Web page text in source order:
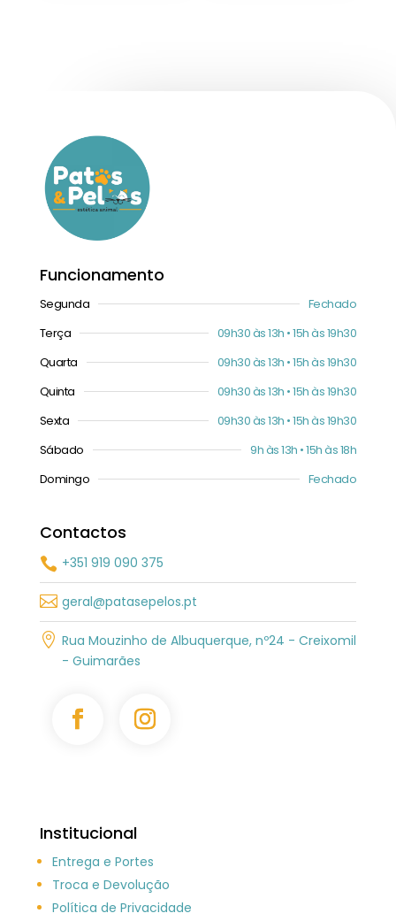
Funcionamento
Segunda
Fechado
Terça
09h30 às 13h • 15h às 19h30
Quarta
09h30 às 13h • 15h às 19h30
Quinta
09h30 às 13h • 15h às 19h30
Sexta
09h30 às 13h • 15h às 19h30
Sábado
9h às 13h • 15h às 18h
Domingo
Fechado
Contactos
 +351 919 090 375
 geral@patasepelos.pt
 Rua Mouzinho de Albuquerque, nº24 - Creixomil
- Guimarães
Institucional
Entrega e Portes
Troca e Devolução
Política de Privacidade